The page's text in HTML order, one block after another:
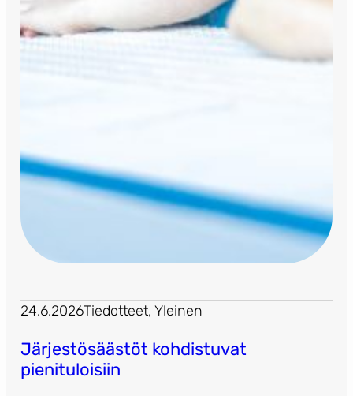
24.6.2026Tiedotteet, Yleinen
Järjestösäästöt kohdistuvat
pienituloisiin